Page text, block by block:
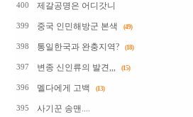
400 제갈공명은 어디갓니
399 중국 인민해방군 본색 (49)
398 통일한국과 완충지역? (18)
397 변종 신인류의 발견,,, (15)
396 멜다에게 고백 (13)
395 사기꾼 송맨....